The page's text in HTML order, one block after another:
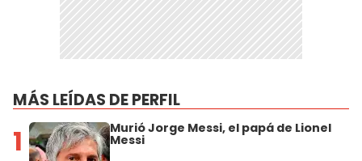
MÁS LEÍDAS DE PERFIL
1 Murió Jorge Messi, el papá de Lionel
Messi